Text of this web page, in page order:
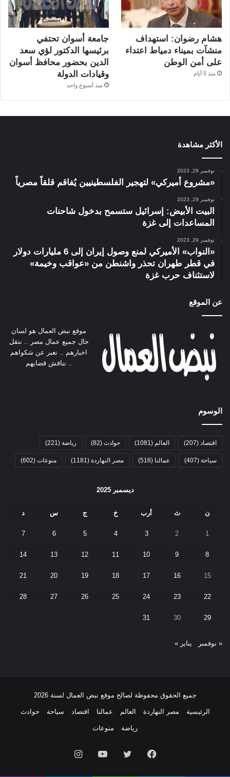
هشام رضوان: استهداف
منشآت بميناء دمياط اعتداء
على أمن الوطن
منذ 5 أيام
جامعة أسوان تحتفي
برئيسها الدكتور لؤي سعد
الدين بحضور محافظ أسوان
وقيادات الدولة
منذ أسبوع واحد
الأكثر مشاهدة
نوفمبر 29, 2023
«مشروع أميركي» لتهجير الفلسطينيين يُفاقم قلقاً مصرياً
نوفمبر 29, 2023
البيت الأبيض: إسرائيل ستسمح بدخول شاحنات
المساعدات إلى غزة
نوفمبر 29, 2023
«النواب» الأميركي لمنع وصول إيران إلى 6 مليارات دولار
في قطر طهران تحذر واشنطن من «عواقب وخيمة»
لاستئناف حرب غزة
عن الموقع
موقع نبض العمال هو لسان
حال جميع عمال مصر .. ننقل
اخبارهم .. نعبر عن شكواهم
.. نناقش قضايهم
الوسوم
اقتصاد (207) العالم (1081) حوادث (82) رياضة (221)
سياحة (407) عمالنا (516) مصر النهاردة (1181) منوعات (602)
ديسمبر 2025
ن ث أرب خ ج س د
1
2
3
4
5
6
7
8
9
10
11
12
13
14
15
16
17
18
19
20
21
22
23
24
25
26
27
28
29
30
31
« نوفمبر يناير »
جميع الحقوق محفوظة لصالح موقع نبض العمال لسنة 2026
الرئيسية مصر النهاردة العالم عمالنا اقتصاد سياحة حوادث
رياضة منوعات
فيسبوك تويتر يوتيوب